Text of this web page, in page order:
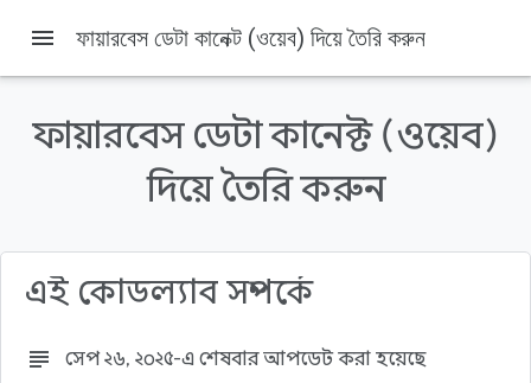
Firebase Firebase Codelabs
পূর্বশর্ত
তুমি কি শিখবে
তোমার যা লাগবে
মূল সত্তা এবং সম্পর্ক
menu ফায়ারবেস ডেটা কানেক্ট (ওয়েব) দিয়ে তৈরি করুন
ফায়ারবেস ডেটা কানেক্ট (ওয়েব)
দিয়ে তৈরি করুন
এই কোডল্যাব সম্পর্কে
subject সেপ ২৬, ২০২৫-এ শেষবার আপডেট করা হয়েছে